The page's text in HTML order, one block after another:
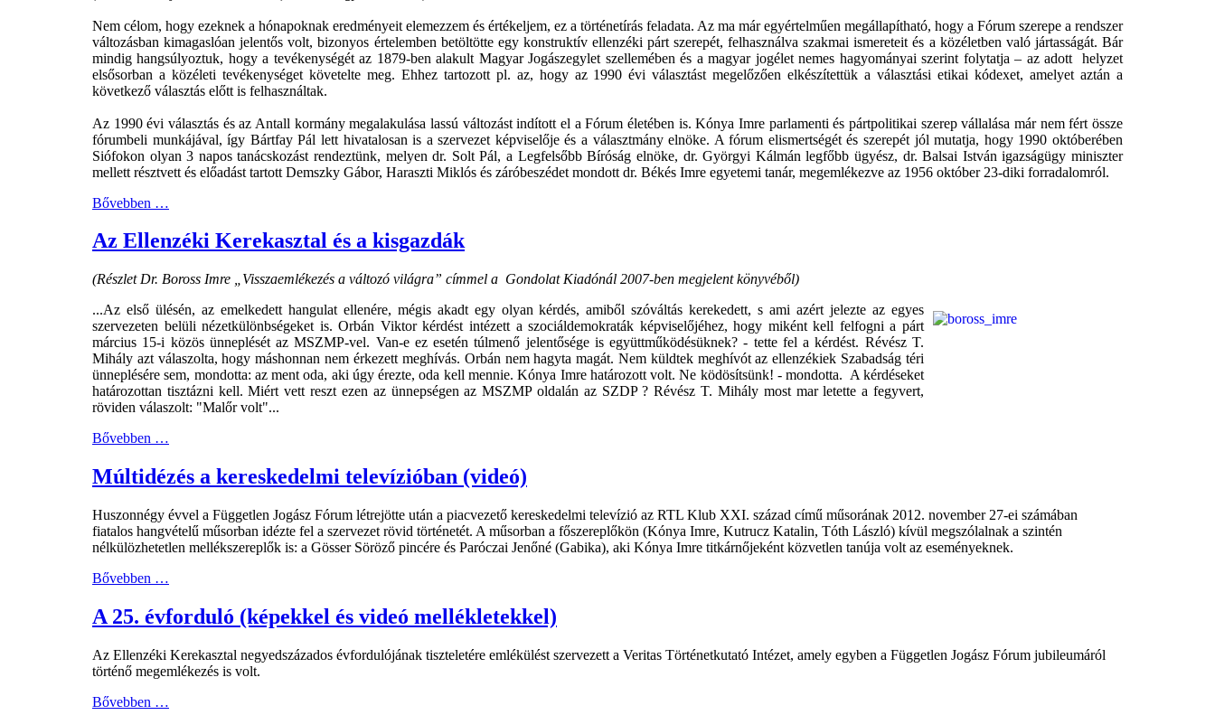
Nem célom, hogy ezeknek a hónapoknak eredményeit elemezzem és értékeljem, ez a történetírás feladata. Az ma már egyértelműen megállapítható, hogy a Fórum szerepe a rendszer
változásban kimagaslóan jelentős volt, bizonyos értelemben betöltötte egy konstruktív ellenzéki párt szerepét, felhasználva szakmai ismereteit és a közéletben való jártasságát. Bár
mindig hangsúlyoztuk, hogy a tevékenységét az 1879-ben alakult Magyar Jogászegylet szellemében és a magyar jogélet nemes hagyományai szerint folytatja – az adott helyzet
elsősorban a közéleti tevékenységet követelte meg. Ehhez tartozott pl. az, hogy az 1990 évi választást megelőzően elkészítettük a választási etikai kódexet, amelyet aztán a
következő választás előtt is felhasználtak.
Az 1990 évi választás és az Antall kormány megalakulása lassú változást indított el a Fórum életében is. Kónya Imre parlamenti és pártpolitikai szerep vállalása már nem fért össze
fórumbeli munkájával, így Bártfay Pál lett hivatalosan is a szervezet képviselője és a választmány elnöke. A fórum elismertségét és szerepét jól mutatja, hogy 1990 októberében
Siófokon olyan 3 napos tanácskozást rendeztünk, melyen dr. Solt Pál, a Legfelsőbb Bíróság elnöke, dr. Györgyi Kálmán legfőbb ügyész, dr. Balsai István igazságügy miniszter
mellett résztvett és előadást tartott Demszky Gábor, Haraszti Miklós és záróbeszédet mondott dr. Békés Imre egyetemi tanár, megemlékezve az 1956 október 23-diki forradalomról.
Bővebben …
Az Ellenzéki Kerekasztal és a kisgazdák
(Részlet Dr. Boross Imre „Visszaemlékezés a változó világra” címmel a Gondolat Kiadónál 2007-ben megjelent könyvéből)
...Az első ülésén, az emelkedett hangulat ellenére, mégis akadt egy olyan kérdés, amiből szóváltás kerekedett, s ami azért jelezte az egyes
szervezeten belüli nézetkülönbségeket is. Orbán Viktor kérdést intézett a szociáldemokraták képviselőjéhez, hogy miként kell felfogni a párt
március 15-i közös ünneplését az MSZMP-vel. Van-e ez esetén túlmenő jelentősége is együttműködésüknek? - tette fel a kérdést. Révész T.
Mihály azt válaszolta, hogy máshonnan nem érkezett meghívás. Orbán nem hagyta magát. Nem küldtek meghívót az ellenzékiek Szabadság téri
ünneplésére sem, mondotta: az ment oda, aki úgy érezte, oda kell mennie. Kónya Imre határozott volt. Ne ködösítsünk! - mondotta. A kérdéseket
határozottan tisztázni kell. Miért vett reszt ezen az ünnepségen az MSZMP oldalán az SZDP ? Révész T. Mihály most mar letette a fegyvert,
röviden válaszolt: "Malőr volt"...
Bővebben …
Múltidézés a kereskedelmi televízióban (videó)
Huszonnégy évvel a Független Jogász Fórum létrejötte után a piacvezető kereskedelmi televízió az RTL Klub XXI. század című műsorának 2012. november 27-ei számában
fiatalos hangvételű műsorban idézte fel a szervezet rövid történetét. A műsorban a főszereplőkön (Kónya Imre, Kutrucz Katalin, Tóth László) kívül megszólalnak a szintén
nélkülözhetetlen mellékszereplők is: a Gösser Söröző pincére és Paróczai Jenőné (Gabika), aki Kónya Imre titkárnőjeként közvetlen tanúja volt az eseményeknek.
Bővebben …
A 25. évforduló (képekkel és videó mellékletekkel)
Az Ellenzéki Kerekasztal negyedszázados évfordulójának tiszteletére emlékülést szervezett a Veritas Történetkutató Intézet, amely egyben a Független Jogász Fórum jubileumáról
történő megemlékezés is volt.
Bővebben …